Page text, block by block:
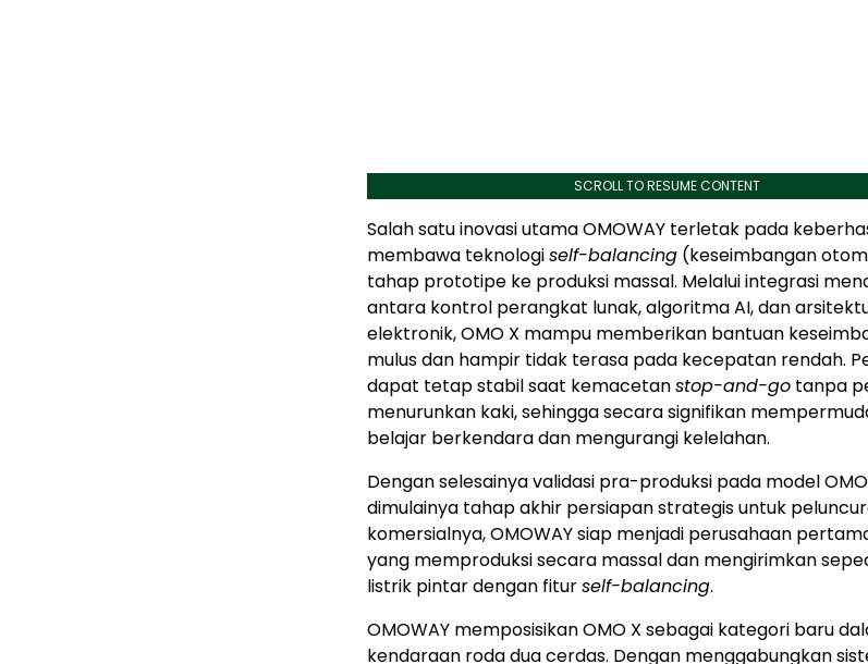
SCROLL TO RESUME CONTENT
Salah satu inovasi utama OMOWAY terletak pada
membawa teknologiself-balancing (keseimbangan
tahap prototipe ke produksi massal. Melalui integrasi
antara kontrol perangkat lunak, algoritma AI, dan
elektronik, OMO X mampu memberikan bantuan
mulus dan hampir tidak terasa pada kecepatan rendah.
dapat tetap stabil saat kemacetanstop-and-go tanpa
menurunkan kaki, sehingga secara signifikan
belajar berkendara dan mengurangi kelelahan.
Dengan selesainya validasi pra-produksi pada model
dimulainya tahap akhir persiapan strategis untuk
komersialnya, OMOWAY siap menjadi perusahaan
yang memproduksi secara massal dan mengirimkan
listrik pintar dengan fiturself-balancing.
OMOWAY memposisikan OMO X sebagai kategori baru
kendaraan roda dua cerdas. Dengan menggabungkan